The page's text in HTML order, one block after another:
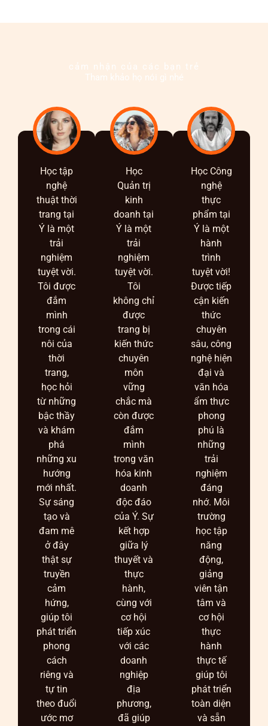
cảm nhận của các bạn trẻ
Tham khảo họ nói gì nhé
Học tập
nghệ
thuật thời
trang tại
Ý là một
trải
nghiệm
tuyệt vời.
Tôi được
đắm
mình
trong cái
nôi của
thời
trang,
học hỏi
từ những
bậc thầy
và khám
phá
những xu
hướng
mới nhất.
Sự sáng
tạo và
đam mê
ở đây
thật sự
truyền
cảm
hứng,
giúp tôi
phát triển
phong
cách
riêng và
tự tin
theo đuổi
ước mơ
Học
Quản trị
kinh
doanh tại
Ý là một
trải
nghiệm
tuyệt vời.
Tôi
không chỉ
được
trang bị
kiến thức
chuyên
môn
vững
chắc mà
còn được
đắm
mình
trong văn
hóa kinh
doanh
độc đáo
của Ý. Sự
kết hợp
giữa lý
thuyết và
thực
hành,
cùng với
cơ hội
tiếp xúc
với các
doanh
nghiệp
địa
phương,
đã giúp
Học Công
nghệ
thực
phẩm tại
Ý là một
hành
trình
tuyệt vời!
Được tiếp
cận kiến
thức
chuyên
sâu, công
nghệ hiện
đại và
văn hóa
ẩm thực
phong
phú là
những
trải
nghiệm
đáng
nhớ. Môi
trường
học tập
năng
động,
giảng
viên tận
tâm và
cơ hội
thực
hành
thực tế
giúp tôi
phát triển
toàn diện
và sẵn